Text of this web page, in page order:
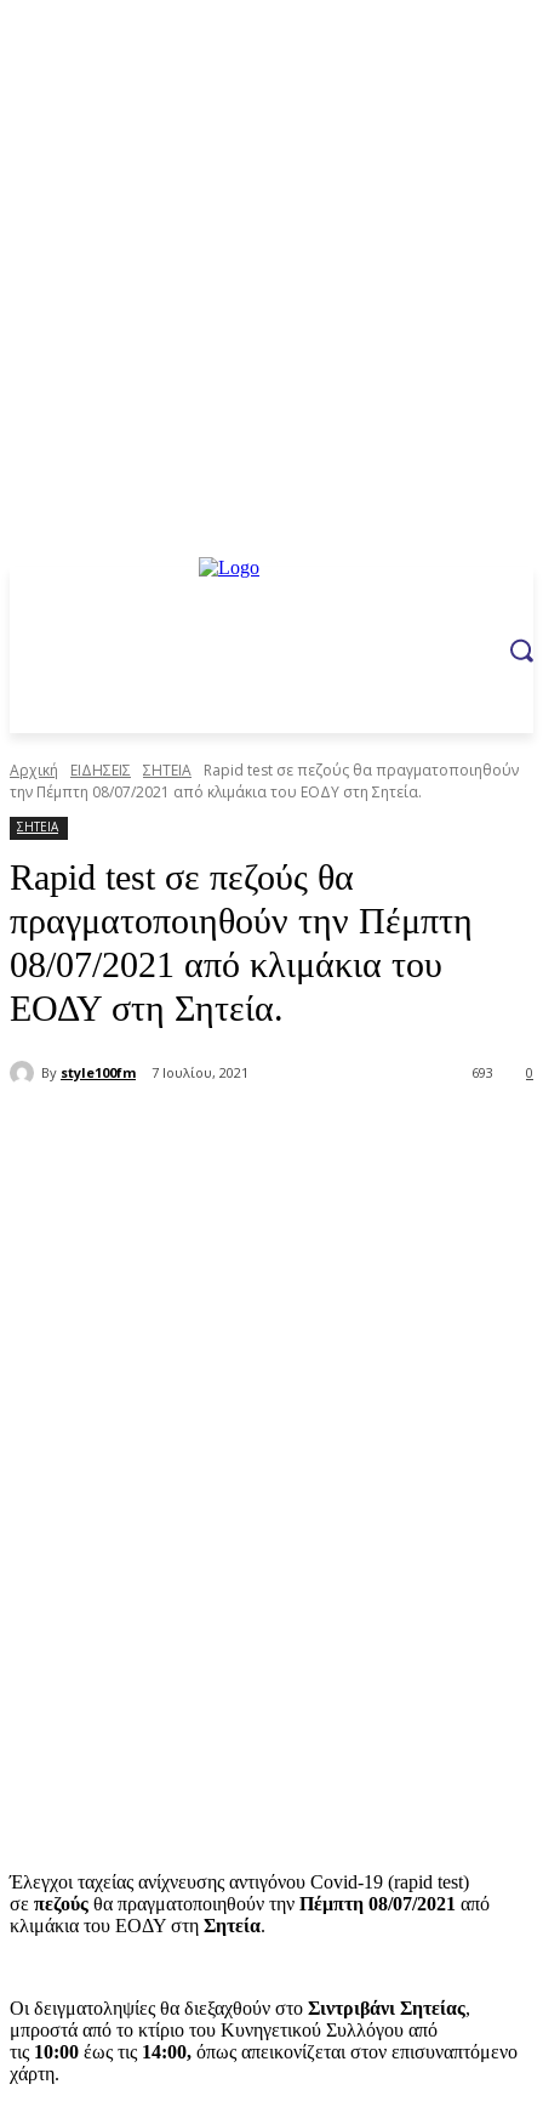
Αρχική ΕΙΔΗΣΕΙΣ ΣΗΤΕΙΑ
Rapid test σε πεζούς θα πραγματοποιηθούν
την Πέμπτη 08/07/2021 από κλιμάκια του ΕΟΔΥ στη Σητεία.
ΣΗΤΕΙΑ
Rapid test σε πεζούς θα
πραγματοποιηθούν την Πέμπτη
08/07/2021 από κλιμάκια του
ΕΟΔΥ στη Σητεία.
By style100fm 7 Ιουλίου, 2021 0
693
Έλεγχοι ταχείας ανίχνευσης αντιγόνου Covid-19 (rapid test)
σε πεζούς θα πραγματοποιηθούν την Πέμπτη 08/07/2021 από
κλιμάκια του ΕΟΔΥ στη Σητεία.
Οι δειγματοληψίες θα διεξαχθούν στο Σιντριβάνι Σητείας,
μπροστά από το κτίριο του Κυνηγετικού Συλλόγου από
τις 10:00 έως τις 14:00, όπως απεικονίζεται στον επισυναπτόμενο
χάρτη.